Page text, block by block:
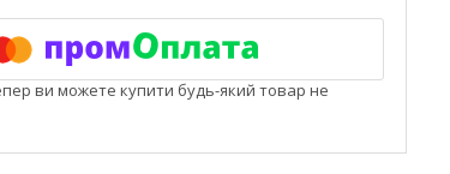
ви можете купити будь-який товар не